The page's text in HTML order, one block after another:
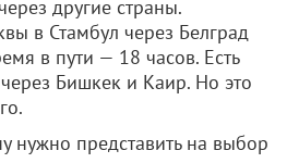
другие страны.
в Стамбул через Белград
в пути — 18 часов. Есть
Бишкек и Каир. Но это
нужно представить на выбор